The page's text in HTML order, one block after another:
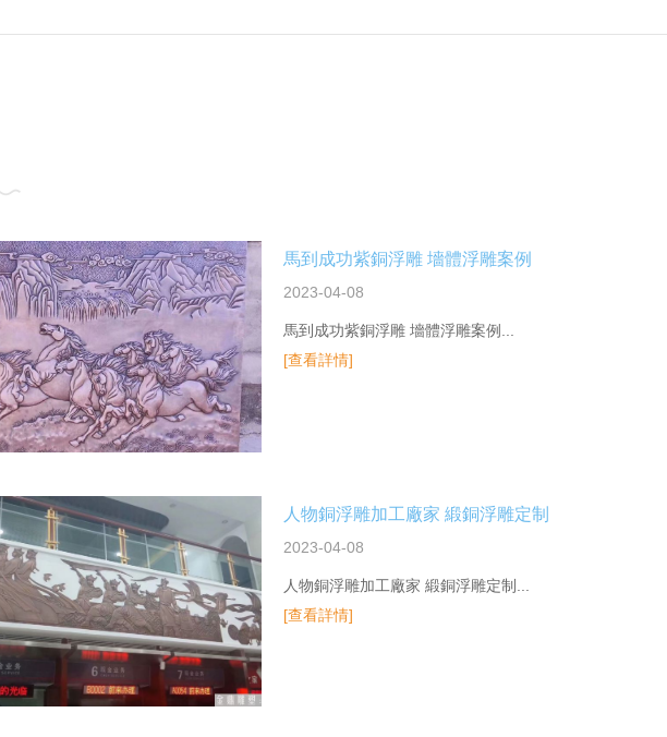
馬到成功紫銅浮雕 墻體浮雕案例
2023-04-08
馬到成功紫銅浮雕 墻體浮雕案例...
[查看詳情]
人物銅浮雕加工廠家 緞銅浮雕定制
2023-04-08
人物銅浮雕加工廠家 緞銅浮雕定制...
[查看詳情]